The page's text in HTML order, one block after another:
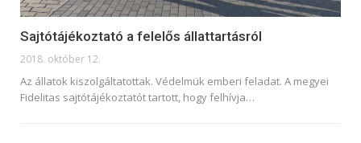
Sajtótájékoztató a felelős állattartásról
2018. október 12.
Az állatok kiszolgáltatottak. Védelmük emberi feladat. A megyei
Fidelitas sajtótájékoztatót tartott, hogy felhívja…